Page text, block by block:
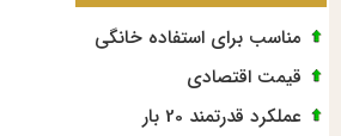
مناسب برای استفاده خانگی
قیمت اقتصادی
عملکرد قدرتمند 20 بار